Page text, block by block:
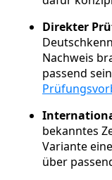
Direkter
Nachweis
passend
bekanntes
Variante
über